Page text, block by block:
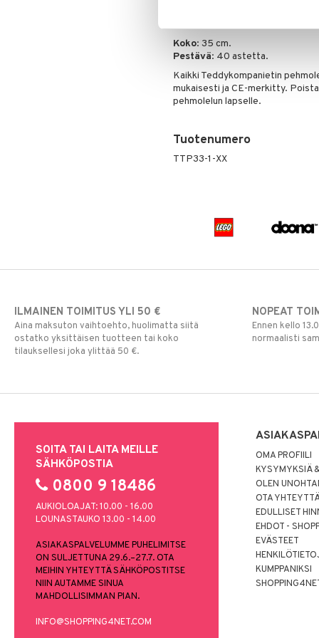
Suuret, ilmeikkäät silmät ja
Koko: 35 cm.
Pestävä: 40 astetta.
Kaikki Teddykompanietin
mukaisesti ja CE-merkitty.
pehmolelun lapselle.
Tuotenumero
TTP33-1-XX
ILMAINEN TOIMITUS YLI 50 €
Aina maksuton vaihtoehto, huolimatta siitä
ostatko yksittäisen tuotteen tai koko
tilauksellesi joka ylittää 50 €.
NOPEAT
Ennen kello
normaalisti
SOITA TAI LAITA MEILLE
SÄHKÖPOSTIA
0800 9 18486
AUKIOLOAJAT: 10.00 - 16.00
LOUNASTAUKO 13.00 - 14.00
ASIAKASPALVELUMME PUHELIMITSE
ON SULJETTUNA 29.6.–27.7. OTA
MEIHIN YHTEYTTÄ SÄHKÖPOSTITSE
NIIN AUTAMME SINUA
MAHDOLLISIMMAN PIAN.
INFO@SHOPPING4NET.COM
OMA PROFIILI
KYSYMYKSIÄ
OLEN
OTA
EDULLISET
EHDOT -
EVÄSTEET
KUMPPANIKSI